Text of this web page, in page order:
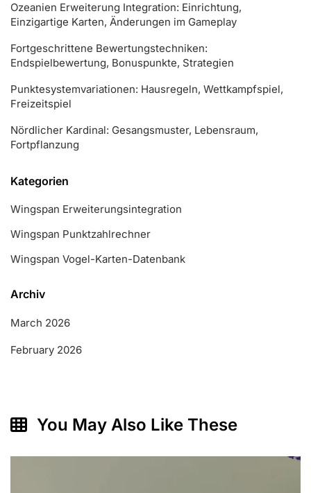
Ozeanien Erweiterung Integration: Einrichtung,
Einzigartige Karten, Änderungen im Gameplay
Fortgeschrittene Bewertungstechniken:
Endspielbewertung, Bonuspunkte, Strategien
Punktesystemvariationen: Hausregeln, Wettkampfspiel,
Freizeitspiel
Nördlicher Kardinal: Gesangsmuster, Lebensraum,
Fortpflanzung
Kategorien
Wingspan Erweiterungsintegration
Wingspan Punktzahlrechner
Wingspan Vogel-Karten-Datenbank
Archiv
March 2026
February 2026
You May Also Like These